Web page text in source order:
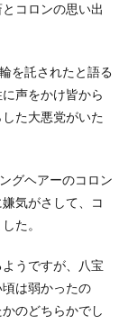
コロンの思い出
を託されたと語る
声をかけ皆から
た大悪党がいた
グヘアーのコロン
気がさして、コ
た。
うですが、八宝
は弱かったの
のどちらかでし